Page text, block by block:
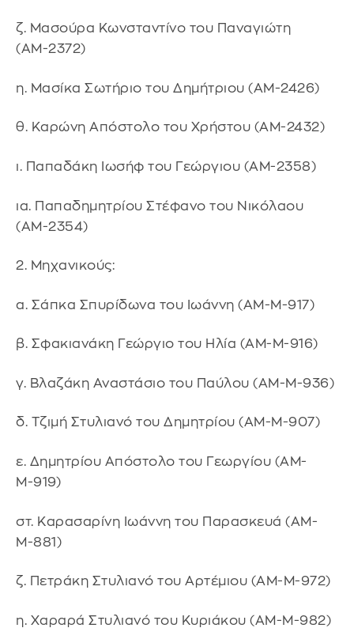
ζ. Μασούρα Κωνσταντίνο του Παναγιώτη
(ΑΜ-2372)
η. Μασίκα Σωτήριο του Δημήτριου (ΑΜ-2426)
θ. Καρώνη Απόστολο του Χρήστου (ΑΜ-2432)
ι. Παπαδάκη Ιωσήφ του Γεώργιου (ΑΜ-2358)
ια. Παπαδημητρίου Στέφανο του Νικόλαου
(ΑΜ-2354)
2. Μηχανικούς:
α. Σάπκα Σπυρίδωνα του Ιωάννη (ΑΜ-Μ-917)
β. Σφακιανάκη Γεώργιο του Ηλία (ΑΜ-Μ-916)
γ. Βλαζάκη Αναστάσιο του Παύλου (ΑΜ-Μ-936)
δ. Τζιμή Στυλιανό του Δημητρίου (ΑΜ-Μ-907)
ε. Δημητρίου Απόστολο του Γεωργίου (ΑΜ-
Μ-919)
στ. Καρασαρίνη Ιωάννη του Παρασκευά (ΑΜ-
Μ-881)
ζ. Πετράκη Στυλιανό του Αρτέμιου (ΑΜ-Μ-972)
η. Χαραρά Στυλιανό του Κυριάκου (ΑΜ-Μ-982)